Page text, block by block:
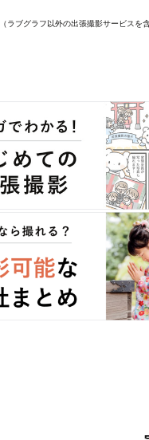
ラブグラフ以外の出張撮影サービスを